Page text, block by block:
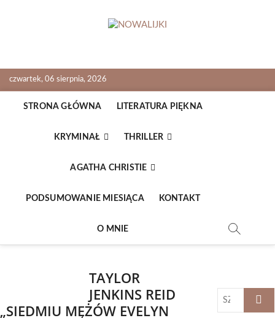
czwartek, 06 sierpnia, 2026
STRONA GŁÓWNA LITERATURA PIĘKNA
KRYMINAŁ THRILLER
AGATHA CHRISTIE
PODSUMOWANIE MIESIĄCA KONTAKT
O MNIE
TAYLOR
JENKINS REID
„SIEDMIU MĘŻÓW EVELYN